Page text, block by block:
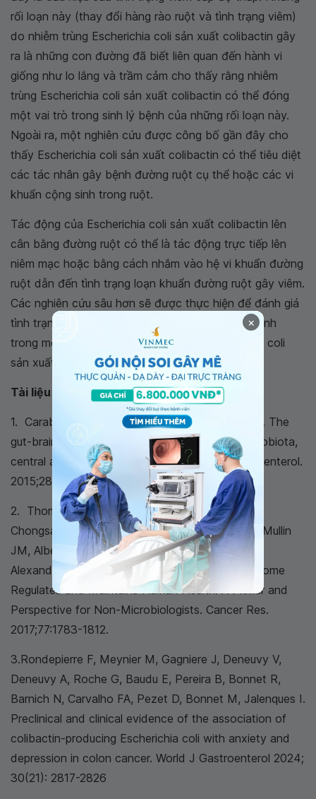
rối loạn này (thay đổi hàng rào ruột và tình trạng viêm)
do nhiễm trùng Escherichia coli sản xuất colibactin gây
ra là những con đường đã biết liên quan đến hành vi
giống như lo lắng và trầm cảm cho thấy rằng nhiễm
trùng Escherichia coli sản xuất colibactin có thể đóng
một vai trò trong sinh lý bệnh của những rối loạn này.
Ngoài ra, một nghiên cứu được công bố gần đây cho
thấy Escherichia coli sản xuất colibactin có thể tiêu diệt
các tác nhân gây bệnh đường ruột cụ thể hoặc các vi
khuẩn cộng sinh trong ruột.
Tác động của Escherichia coli sản xuất colibactin lên
cân bằng đường ruột có thể là tác động trực tiếp lên
niêm mạc hoặc bằng cách nhắm vào hệ vi khuẩn đường
ruột dẫn đến tình trạng loạn khuẩn đường ruột gây viêm.
Các nghiên cứu sâu hơn sẽ được thực hiện để đánh giá
tình trạng loạn khuẩn đường ruột và viêm thần kinh
trong mô hình tiền lâm sàng bị nhiễm Escherichia coli
sản xuất colibactin mạn tính.
Tài liệu tham khảo
1. Carabotti M, Scirocco A, Maselli MA, Severi C. The
gut-brain axis: interactions between enteric microbiota,
central and enteric nervous systems. Ann Gastroenterol.
2015;28:203-209.
2. Thomas S, Izard J, Walsh E, Batich K,
Chongsathidkiet P, Clarke G, Sela DA, Muller AJ, Mullin
JM, Albert K, Gilligan JP, DiGuilio K, Dilbarova R,
Alexander W, Prendergast GC. The Host Microbiome
Regulates and Maintains Human Health: A Primer and
Perspective for Non-Microbiologists. Cancer Res.
2017;77:1783-1812.
3.Rondepierre F, Meynier M, Gagniere J, Deneuvy V,
Deneuvy A, Roche G, Baudu E, Pereira B, Bonnet R,
Barnich N, Carvalho FA, Pezet D, Bonnet M, Jalenques I.
Preclinical and clinical evidence of the association of
colibactin-producing Escherichia coli with anxiety and
depression in colon cancer. World J Gastroenterol 2024;
30(21): 2817-2826
×